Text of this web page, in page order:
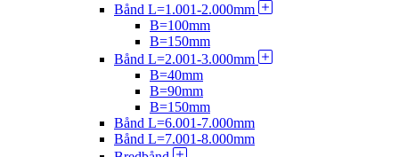
Bånd L=1.001-2.000mm
B=100mm
B=150mm
Bånd L=2.001-3.000mm
B=40mm
B=90mm
B=150mm
Bånd L=6.001-7.000mm
Bånd L=7.001-8.000mm